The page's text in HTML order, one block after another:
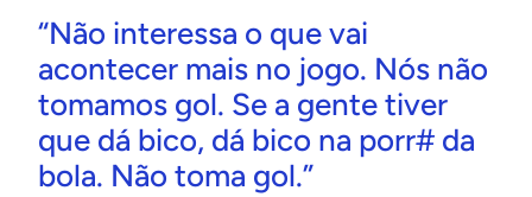
“Não interessa o que vai
acontecer mais no jogo. Nós não
tomamos gol. Se a gente tiver
que dá bico, dá bico na porr# da
bola. Não toma gol.”